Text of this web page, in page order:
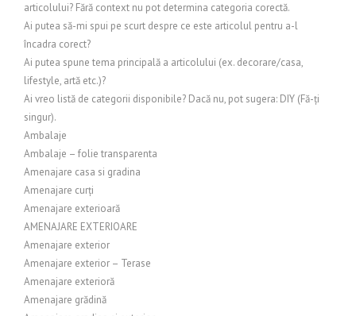
articolului? Fără context nu pot determina categoria corectă.
Ai putea să-mi spui pe scurt despre ce este articolul pentru a-l
încadra corect?
Ai putea spune tema principală a articolului (ex. decorare/casa,
lifestyle, artă etc.)?
Ai vreo listă de categorii disponibile? Dacă nu, pot sugera: DIY (Fă-ți
singur).
Ambalaje
Ambalaje – folie transparenta
Amenajare casa si gradina
Amenajare curți
Amenajare exterioară
AMENAJARE EXTERIOARE
Amenajare exterior
Amenajare exterior – Terase
Amenajare exterioră
Amenajare grădină